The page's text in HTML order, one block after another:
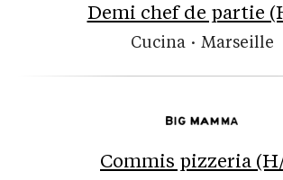
Demi chef de partie
Cucina · Marseille
Commis pizzeria